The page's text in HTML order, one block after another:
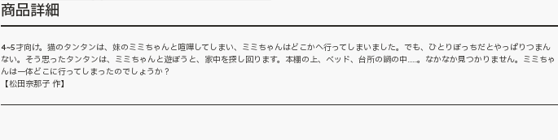
商品詳細
4~5才向け。猫のタンタンは、妹のミミちゃんと喧嘩してしまい、ミミちゃんはどこかへ行ってしまいました。でも、ひとりぼっちだとやっぱりつまん
ない。そう思ったタンタンは、ミミちゃんと遊ぼうと、家中を探し回ります。本棚の上、ベッド、台所の鍋の中……。なかなか見つかりません。ミミちゃ
んは一体どこに行ってしまったのでしょうか？
【松田奈那子 作】